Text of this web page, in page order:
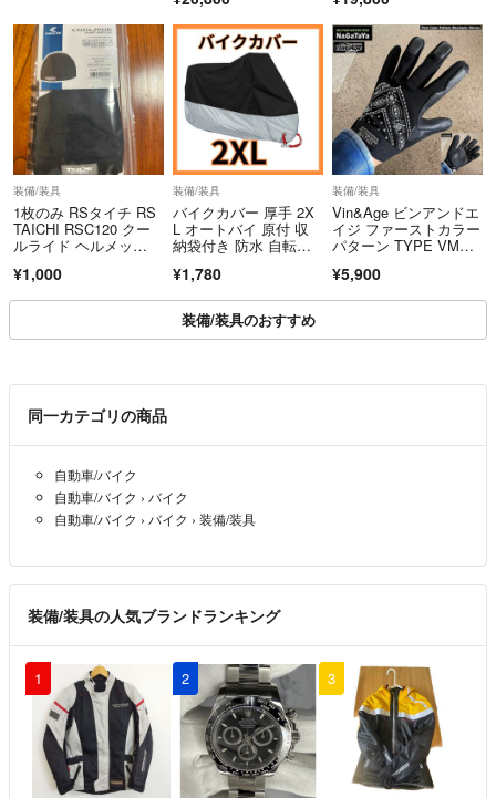
※モールの規約により、直接受け取りが不可の場合は配送対応のみとなり
ます。
________________________________________
6. ご購入にあたってのお願い
中古品の特性上、コンディションの感じ方には個人差がございます。
十分ご理解のうえご注文をお願いいたします。
ご不明点がございましたら、ご購入前にお問い合わせください。
【酒類・刃物類・モデルガン・加熱式たばこ等の販売に関するご注意】
20歳未満の飲酒・喫煙は法律で禁止されています。
当店では、20歳未満の方への酒類・たばこ関連商品の販売は行っておりま
せん。
また、刃物類・モデルガン等については、法令および各モールの規約に基
います。
年齢確認等にご協力いただけない場合、または販売条件を満たさないと判
断した場合は、ご注文をキャンセルさせていただく場合がございます。
※各モールの規約により、商品によっては販売できない場合がございま
【管理番号】WR0003735
こちらの商品はラクマ公式パートナーのWASABI SWITCHによって出品さ
装備/装具
1枚のみ RSタイチ RS
TAICHI RSC120 クー
ルライド ヘルメッ
LACK ONE SIZE
¥1,000
装備/装具
バイクカバー 厚手 2X
L オートバイ 原付 収
納袋付き 防水 自転車
¥1,780
装備/装具
Vin&Age ビンアンドエ
イジ ファーストカラー
パターン TYPE VMG
ブ ブラック Lサイ
¥5,900
装備/装具のおすすめ
同一カテゴリの商品
自動車/バイク
自動車/バイク › バイク
自動車/バイク › バイク › 装備/装具
装備/装具の人気ブランドランキング
1 2 3